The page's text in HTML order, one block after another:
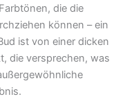
die die
können – ein
ist von einer dicken
die versprechen, was